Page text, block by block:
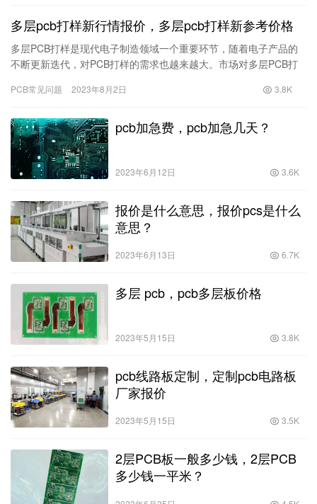
多层pcb打样新行情报价，多层pcb打样新参考价格
多层PCB打样是现代电子制造领域一个重要环节，随着电子产品的
不断更新迭代，对PCB打样的需求也越来越大。市场对多层PCB打
PCB常见问题 2023年8月2日 3.8K
pcb加急费，pcb加急几天？
2023年6月12日 3.6K
报价是什么意思，报价pcs是什么
意思？
2023年6月13日 6.7K
多层 pcb，pcb多层板价格
2023年5月15日 3.8K
pcb线路板定制，定制pcb电路板
厂家报价
2023年5月15日 3.5K
2层PCB板一般多少钱，2层PCB
多少钱一平米？